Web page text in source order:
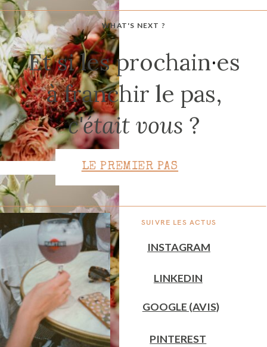
WHAT'S NEXT ?
SUIVRE LES ACTUS
Et si les prochain·es
à franchir le pas,
c'était vous ?
INSTAGRAM
GOOGLE (AVIS)
PINTEREST
LINKEDIN
LE PREMIER PAS
CONTACT